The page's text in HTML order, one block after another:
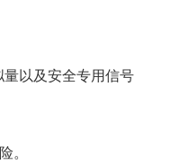
量以及安全专用信号
。